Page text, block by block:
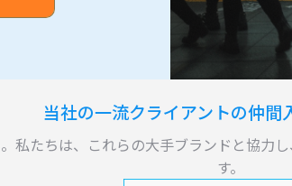
当社の一流クライアントの仲間
私たちは、これらの大手ブランドと協力
す。